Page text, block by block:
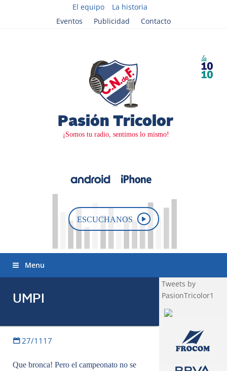
El equipo
La historia
Eventos
Publicidad Contacto
ESCUCHANOS
Menu
UMPI
27/1117
Que bronca! Pero el campeonato no se
Tweets by
PasionTricolor1